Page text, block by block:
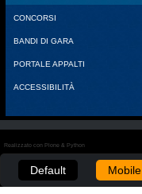
CONCORSI
BANDI DI GARA
PORTALE APPALTI
ACCESSIBILITÀ
Realizzato con Plone & Python
Default Mobile